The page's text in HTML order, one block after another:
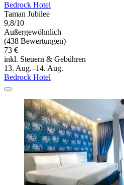
Bedrock Hotel
Taman Jubilee
9,8/10
Außergewöhnlich
(438 Bewertungen)
73 €
inkl. Steuern & Gebühren
13. Aug.–14. Aug.
Bedrock Hotel